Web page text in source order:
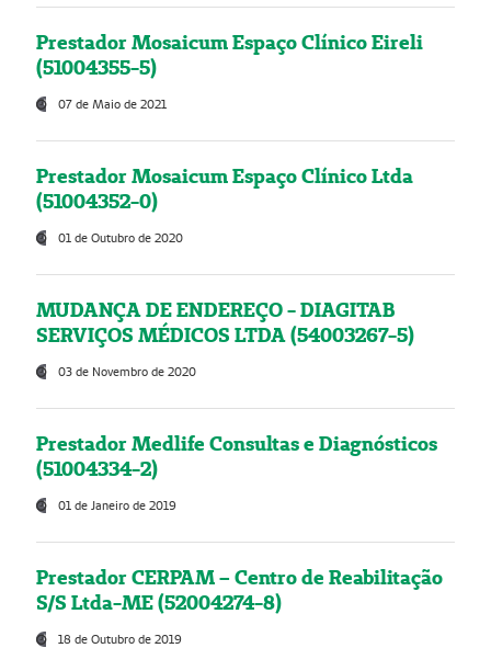
Prestador Mosaicum Espaço Clínico Eireli
(51004355-5)
07 de Maio de 2021
Prestador Mosaicum Espaço Clínico Ltda
(51004352-0)
01 de Outubro de 2020
MUDANÇA DE ENDEREÇO - DIAGITAB
SERVIÇOS MÉDICOS LTDA (54003267-5)
03 de Novembro de 2020
Prestador Medlife Consultas e Diagnósticos
(51004334-2)
01 de Janeiro de 2019
Prestador CERPAM – Centro de Reabilitação
S/S Ltda-ME (52004274-8)
18 de Outubro de 2019